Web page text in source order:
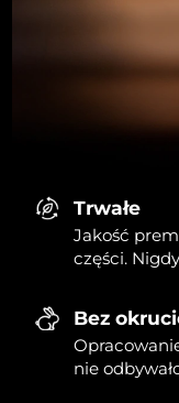
Trwałe
Jakość
części.
Bez
nie